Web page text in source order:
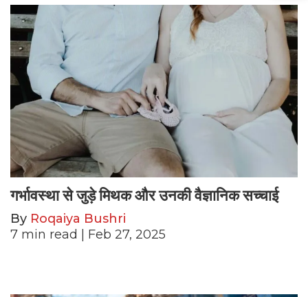
गर्भावस्था से जुड़े मिथक और उनकी वैज्ञानिक सच्चाई
By Roqaiya Bushri
7 min read | Feb 27, 2025